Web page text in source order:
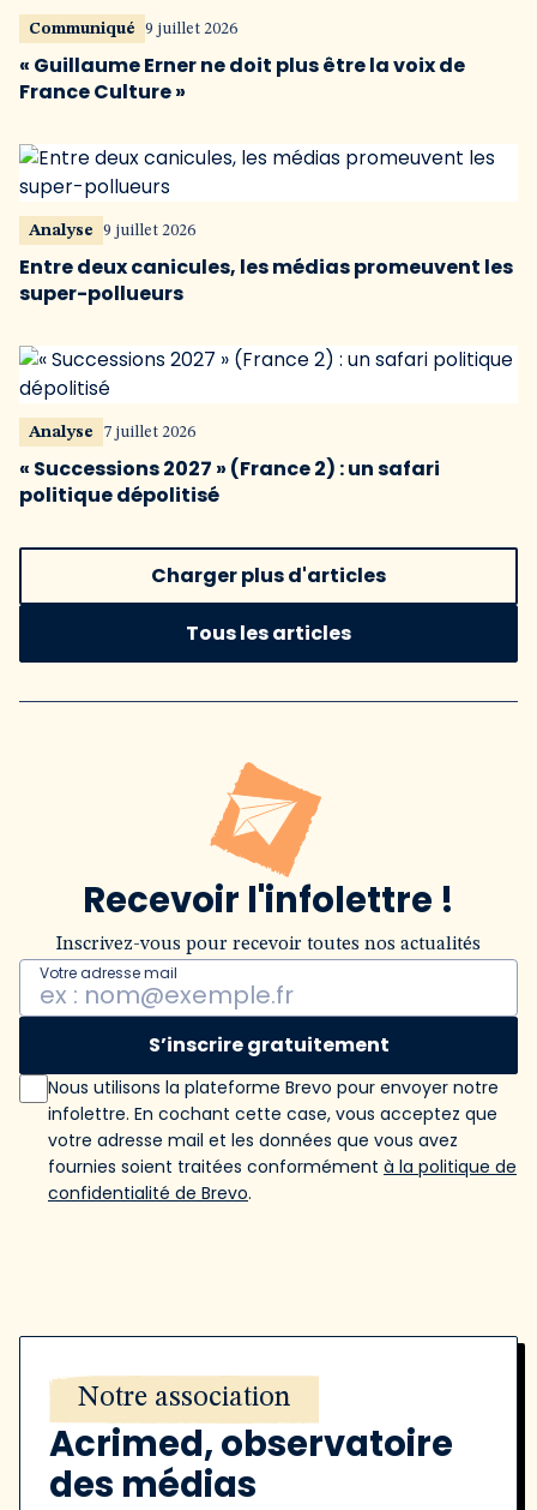
Communiqué 9 juillet 2026
« Guillaume Erner ne doit plus être la voix de
France Culture »
Analyse 9 juillet 2026
Entre deux canicules, les médias promeuvent les
super-pollueurs
Analyse 7 juillet 2026
« Successions 2027 » (France 2) : un safari
politique dépolitisé
Charger plus d'articles
Tous les articles
Recevoir l'infolettre !
Inscrivez-vous pour recevoir toutes nos actualités
Votre adresse mail
S’inscrire gratuitement
Nous utilisons la plateforme Brevo pour envoyer notre
infolettre. En cochant cette case, vous acceptez que
votre adresse mail et les données que vous avez
fournies soient traitées conformément à la politique de
confidentialité de Brevo.
Notre association
Acrimed, observatoire
des médias